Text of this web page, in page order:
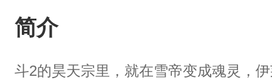
简介
斗2的昊天宗里，就在雪帝变成魂灵，